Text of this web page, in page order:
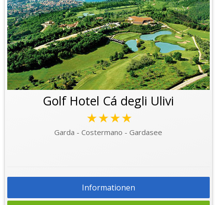
Golf Hotel Cá degli Ulivi
★★★★
Garda - Costermano - Gardasee
Informationen